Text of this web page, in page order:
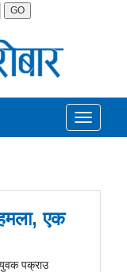
GO
Toggle
एक